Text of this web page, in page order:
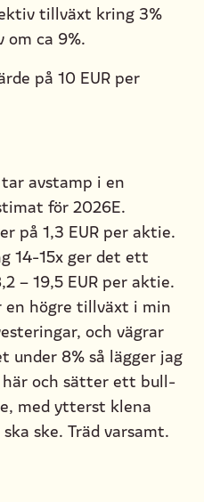
tillväxt kring 3%
ca 9%.
på 10 EUR per
avstamp i en
för 2026E.
på 1,3 EUR per aktie.
14-15x ger det ett
– 19,5 EUR per aktie.
en högre tillväxt i min
och vägrar
under 8% så lägger jag
och sätter ett bull-
med ytterst klena
ske. Träd varsamt.